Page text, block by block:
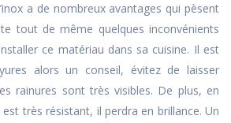
a de nombreux avantages qui pèsent
tout de même quelques inconvénients
ce matériau dans sa cuisine. Il est
alors un conseil, évitez de laisser
rainures sont très visibles. De plus, en
très résistant, il perdra en brillance. Un